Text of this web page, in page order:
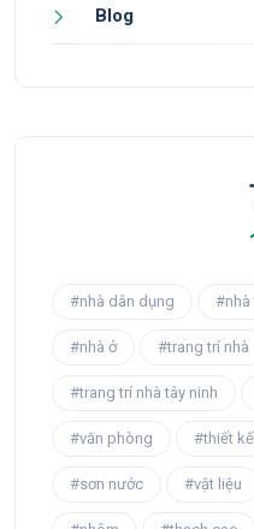
Blog
#nhà dân dụng #nhà
#nhà ở #trang trí nhà
#trang trí nhà tây ninh
#văn phòng #thiết kế
#sơn nước #vật liệu